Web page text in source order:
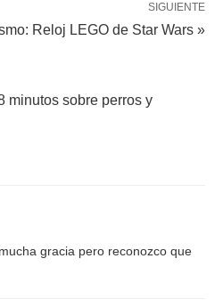
SIGUIENTE
Reloj LEGO de Star Wars »
minutos sobre perros y
gracia pero reconozco que